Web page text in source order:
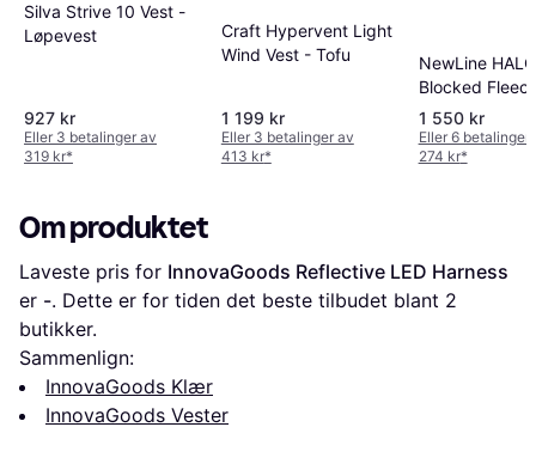
Silva Strive 10 Vest -
Løpevest
927 kr
Eller 3 betalinger av
319 kr*
Craft Hypervent Light
Wind Vest - Tofu
1 199 kr
Eller 3 betalinger av
413 kr*
NewLine HALO
Blocked
Black
1 550 kr
Eller 6 betalinger
274 kr*
Om produktet
Laveste pris for InnovaGoods Reflective LED Harness
er -. Dette er for tiden det beste tilbudet blant 2
butikker.
Sammenlign:
InnovaGoods Klær
InnovaGoods Vester